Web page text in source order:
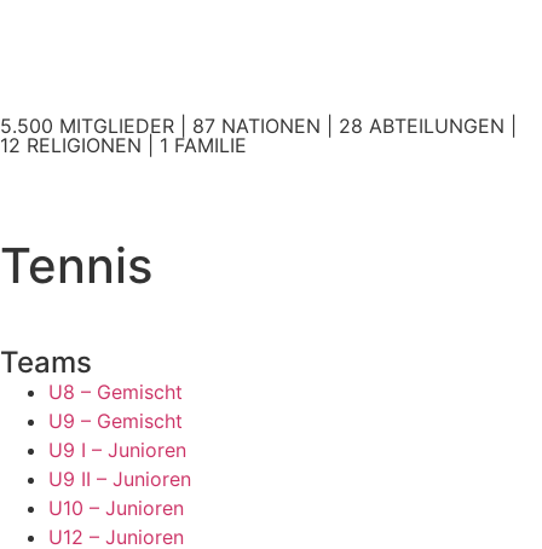
5.500 MITGLIEDER | 87 NATIONEN | 28 ABTEILUNGEN |
12 RELIGIONEN | 1 FAMILIE
Tennis
Teams
U8 – Gemischt
U9 – Gemischt
U9 I – Junioren
U9 II – Junioren
U10 – Junioren
U12 – Junioren